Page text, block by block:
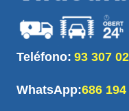
Teléfono: 93 307
WhatsApp:686 194